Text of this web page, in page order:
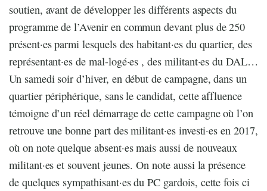
soutien, avant de développer les différents aspects du
programme de l’Avenir en commun devant plus de 250
présent·es parmi lesquels des habitant·es du quartier, des
représentant·es de mal-logé·es , des militant·es du DAL…
Un samedi soir d’hiver, en début de campagne, dans un
quartier périphérique, sans le candidat, cette affluence
témoigne d’un réel démarrage de cette campagne où l’on
retrouve une bonne part des militant·es investi·es en 2017,
où on note quelque absent·es mais aussi de nouveaux
militant·es et souvent jeunes. On note aussi la présence
de quelques sympathisant·es du PC gardois, cette fois ci